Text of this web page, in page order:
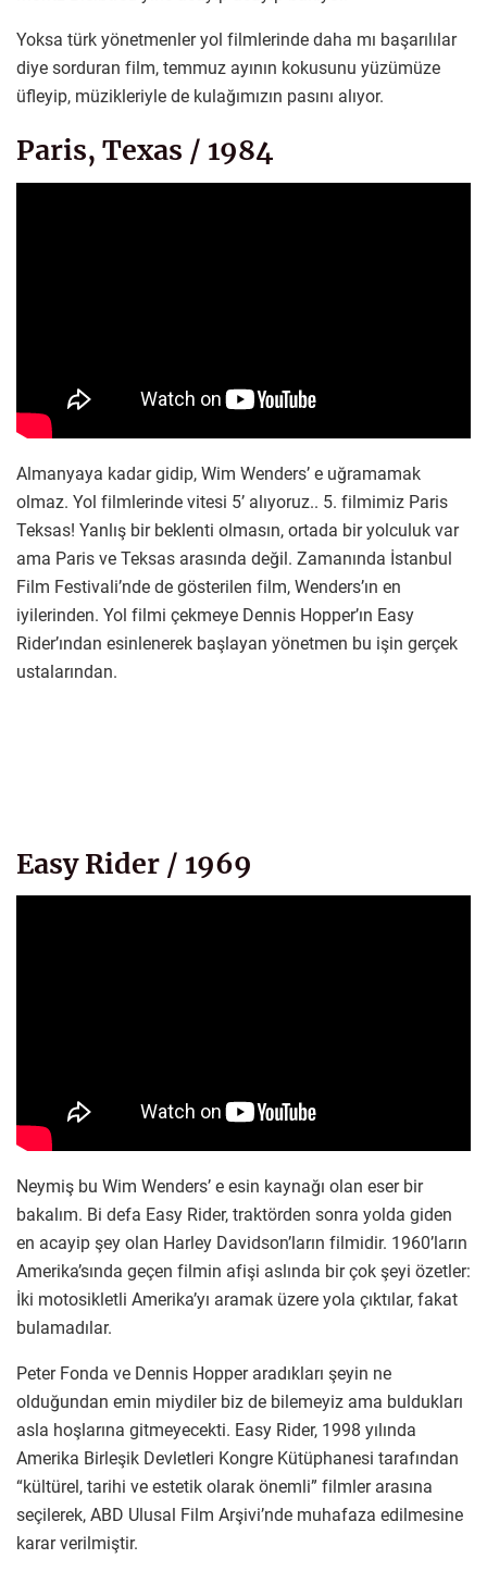
Yoksa türk yönetmenler yol filmlerinde daha mı başarılılar
diye sorduran film, temmuz ayının kokusunu yüzümüze
üfleyip, müzikleriyle de kulağımızın pasını alıyor.
Paris, Texas / 1984
Almanyaya kadar gidip, Wim Wenders’ e uğramamak
olmaz. Yol filmlerinde vitesi 5’ alıyoruz.. 5. filmimiz Paris
Teksas! Yanlış bir beklenti olmasın, ortada bir yolculuk var
ama Paris ve Teksas arasında değil. Zamanında İstanbul
Film Festivali’nde de gösterilen film, Wenders’ın en
iyilerinden. Yol filmi çekmeye Dennis Hopper’ın Easy
Rider’ından esinlenerek başlayan yönetmen bu işin gerçek
ustalarından.
Easy Rider / 1969
Neymiş bu Wim Wenders’ e esin kaynağı olan eser bir
bakalım. Bi defa Easy Rider, traktörden sonra yolda giden
en acayip şey olan Harley Davidson’ların filmidir. 1960’ların
Amerika’sında geçen filmin afişi aslında bir çok şeyi özetler:
İki motosikletli Amerika’yı aramak üzere yola çıktılar, fakat
bulamadılar.
Peter Fonda ve Dennis Hopper aradıkları şeyin ne
olduğundan emin miydiler biz de bilemeyiz ama buldukları
asla hoşlarına gitmeyecekti. Easy Rider, 1998 yılında
Amerika Birleşik Devletleri Kongre Kütüphanesi tarafından
“kültürel, tarihi ve estetik olarak önemli” filmler arasına
seçilerek, ABD Ulusal Film Arşivi’nde muhafaza edilmesine
karar verilmiştir.